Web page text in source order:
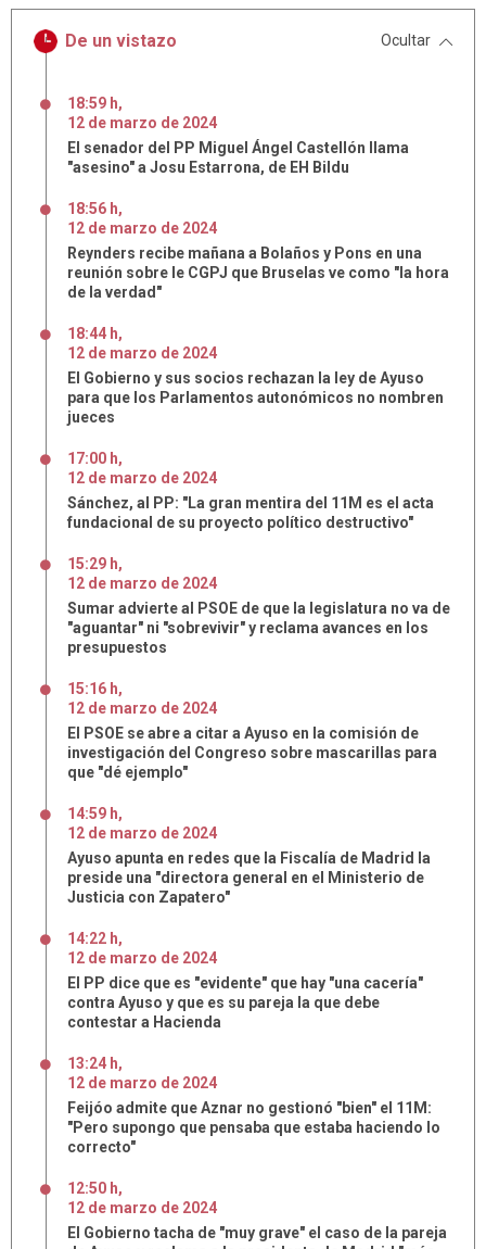
De un vistazo Ocultar
18:59 h,
12 de marzo de 2024
El senador del PP Miguel Ángel Castellón llama
"asesino" a Josu Estarrona, de EH Bildu
18:56 h,
12 de marzo de 2024
Reynders recibe mañana a Bolaños y Pons en una
reunión sobre le CGPJ que Bruselas ve como "la hora
de la verdad"
18:44 h,
12 de marzo de 2024
El Gobierno y sus socios rechazan la ley de Ayuso
para que los Parlamentos autonómicos no nombren
jueces
17:00 h,
12 de marzo de 2024
Sánchez, al PP: "La gran mentira del 11M es el acta
fundacional de su proyecto político destructivo"
15:29 h,
12 de marzo de 2024
Sumar advierte al PSOE de que la legislatura no va de
"aguantar" ni "sobrevivir" y reclama avances en los
presupuestos
15:16 h,
12 de marzo de 2024
El PSOE se abre a citar a Ayuso en la comisión de
investigación del Congreso sobre mascarillas para
que "dé ejemplo"
14:59 h,
12 de marzo de 2024
Ayuso apunta en redes que la Fiscalía de Madrid la
preside una "directora general en el Ministerio de
Justicia con Zapatero"
14:22 h,
12 de marzo de 2024
El PP dice que es "evidente" que hay "una cacería"
contra Ayuso y que es su pareja la que debe
contestar a Hacienda
13:24 h,
12 de marzo de 2024
Feijóo admite que Aznar no gestionó "bien" el 11M:
"Pero supongo que pensaba que estaba haciendo lo
correcto"
12:50 h,
12 de marzo de 2024
El Gobierno tacha de "muy grave" el caso de la pareja